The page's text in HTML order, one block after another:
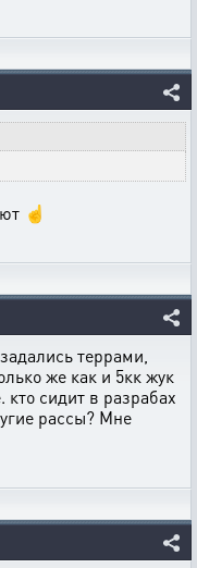
☝️
террами,
же как и 5кк жук
сидит в разрабах
рассы? Мне